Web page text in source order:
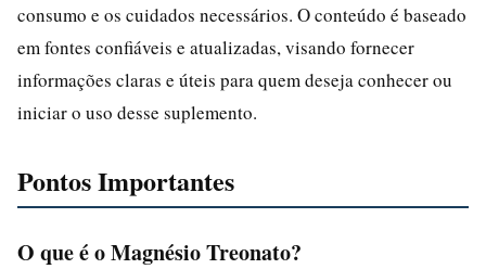
consumo e os cuidados necessários. O conteúdo é baseado
em fontes confiáveis e atualizadas, visando fornecer
informações claras e úteis para quem deseja conhecer ou
iniciar o uso desse suplemento.
Pontos Importantes
O que é o Magnésio Treonato?